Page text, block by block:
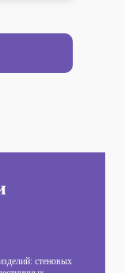
стеновых